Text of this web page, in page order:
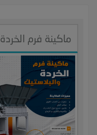
ماكينة فرم الخردة